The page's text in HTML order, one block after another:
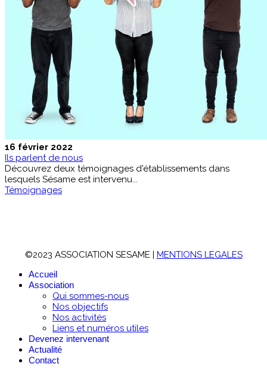
16 février 2022
Ils parlent de nous
Découvrez deux témoignages d'établissements dans
lesquels Sésame est intervenu...
Témoignages
©2023 ASSOCIATION SESAME | MENTIONS LEGALES
Accueil
Association
Qui sommes-nous
Nos objectifs
Nos activités
Liens et numéros utiles
Devenez intervenant
Actualité
Contact